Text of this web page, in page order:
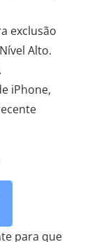
exclusão
Alto.
iPhone,
para que